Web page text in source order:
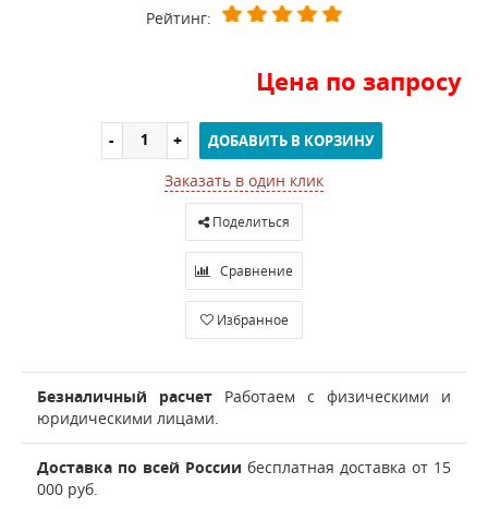
Рейтинг:
Цена по запросу
ДОБАВИТЬ В КОРЗИНУ
Заказать в один клик
Поделиться
Сравнение
Избранное
Безналичный расчет Работаем с физическими и
юридическими лицами.
Доставка по всей России бесплатная доставка от 15
000 руб.